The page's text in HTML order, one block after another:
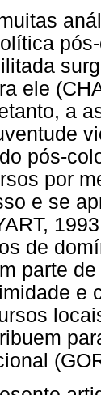
ele
a
pós-
por
e se
de
parte
e